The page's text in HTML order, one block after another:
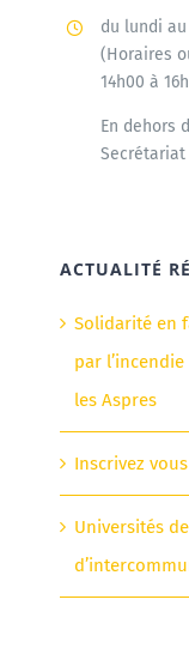
du lundi
(Horaires
14h00 à
En dehors
Secrétariat
ACTUALITÉ
Solidarité en
par
les Aspres
Inscrivez
Universités